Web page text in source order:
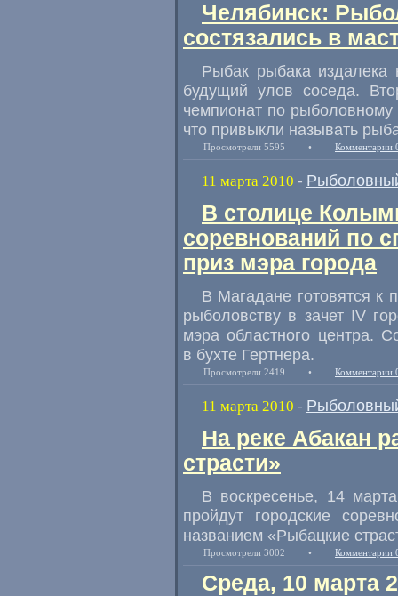
Челябинск:
состязались в
Рыбак рыбака издалека
будущий улов соседа.
чемпионат по
что привыкли называть
Просмотрели 5595 • Комментарии
11 марта 2010 -
В столице
соревнований по
приз мэра города
В Магадане готовятся к
рыболовству в зачет IV
мэра областного центра.
в бухте Гертнера.
Просмотрели 2419 • Комментарии
11 марта 2010 -
На реке Абакан
страсти»
В воскресенье, 14
пройдут городские
названием «Рыбацкие
Просмотрели 3002 • Комментарии
Среда, 10 марта